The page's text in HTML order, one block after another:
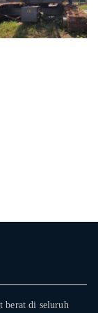
berat di seluruh